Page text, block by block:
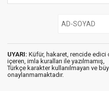
UYARI: Küfür, hakaret, rencide edici
içeren, imla kuralları ile yazılmamış,
Türkçe karakter kullanılmayan ve
onaylanmamaktadır.